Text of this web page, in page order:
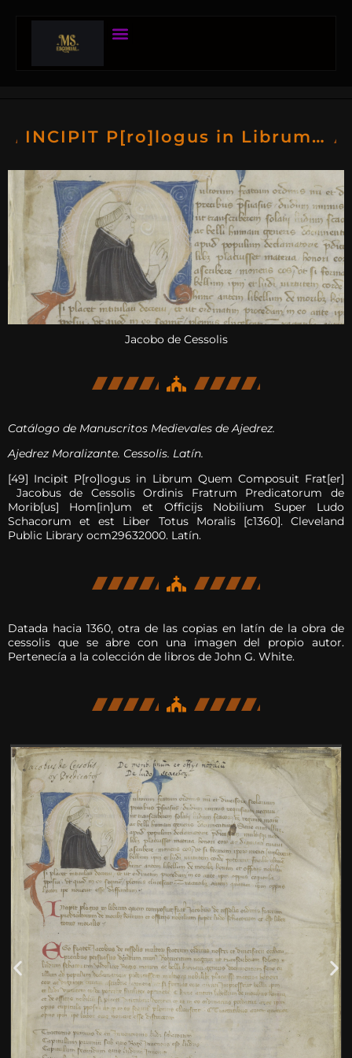
INCIPIT P[ro]logus in Librum…
Jacobo de Cessolis
Catálogo de Manuscritos Medievales de Ajedrez.
Ajedrez Moralizante. Cessolis. Latín.
[49] Incipit P[ro]logus in Librum Quem Composuit Frat[er]
Jacobus de Cessolis Ordinis Fratrum Predicatorum de
Morib[us] Hom[in]um et Officijs Nobilium Super Ludo
Schacorum et est Liber Totus Moralis [c1360]. Cleveland
Public Library ocm29632000. Latín.
Datada hacia 1360, otra de las copias en latín de la obra de
cessolis que se abre con una imagen del propio autor.
Pertenecía a la colección de libros de John G. White.